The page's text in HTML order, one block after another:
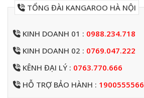
TỔNG ĐÀI KANGAROO HÀ NỘI
KINH DOANH 01 : 0988.234.718
KINH DOANH 02 : 0769.047.222
KÊNH ĐẠI LÝ : 0763.770.666
HỖ TRỢ BẢO HÀNH : 1900555566